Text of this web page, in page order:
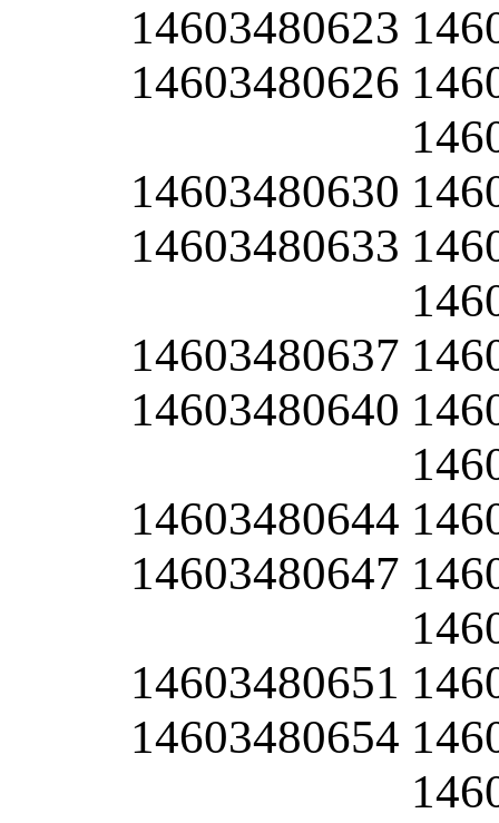
14603480623
14603480626
14603480630
14603480633
14603480637
14603480640
14603480644
14603480647
14603480651
14603480654